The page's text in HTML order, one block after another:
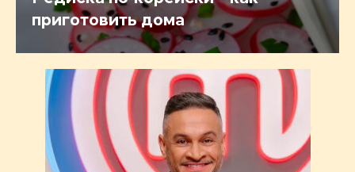
приготовить дома